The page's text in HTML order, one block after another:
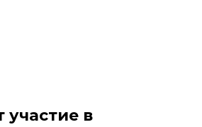
участие в